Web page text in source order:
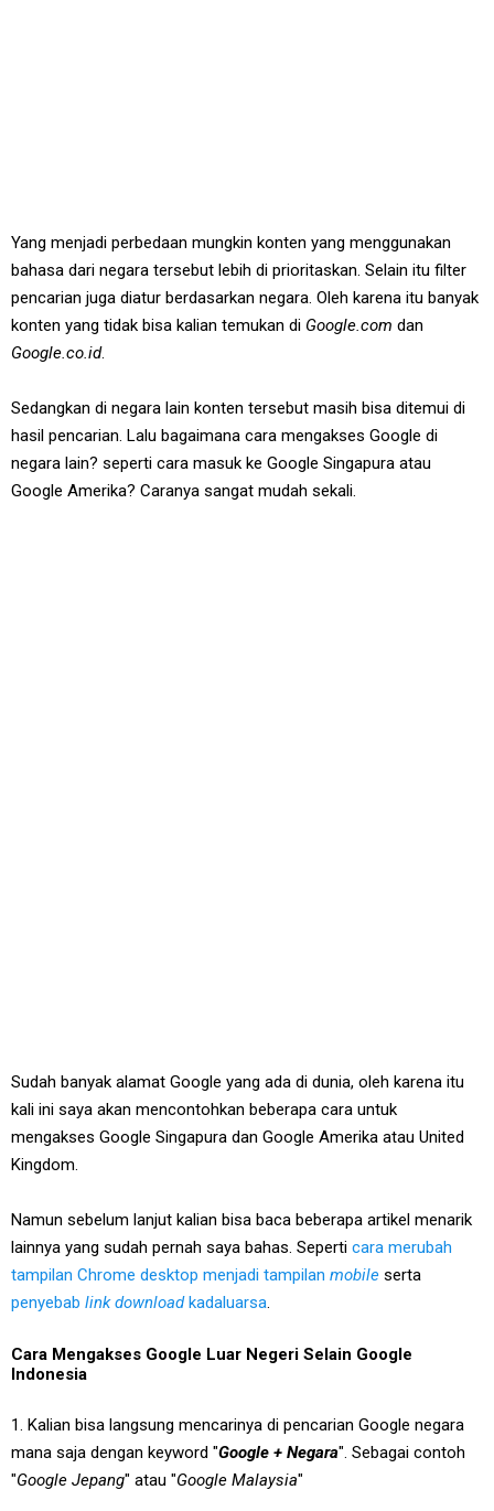
Yang menjadi perbedaan mungkin konten yang menggunakan
bahasa dari negara tersebut lebih di prioritaskan. Selain itu filter
pencarian juga diatur berdasarkan negara. Oleh karena itu banyak
konten yang tidak bisa kalian temukan di Google.com dan
Google.co.id.
Sedangkan di negara lain konten tersebut masih bisa ditemui di
hasil pencarian. Lalu bagaimana cara mengakses Google di
negara lain? seperti cara masuk ke Google Singapura atau
Google Amerika? Caranya sangat mudah sekali.
Sudah banyak alamat Google yang ada di dunia, oleh karena itu
kali ini saya akan mencontohkan beberapa cara untuk
mengakses Google Singapura dan Google Amerika atau United
Kingdom.
Namun sebelum lanjut kalian bisa baca beberapa artikel menarik
lainnya yang sudah pernah saya bahas. Seperti cara merubah
tampilan Chrome desktop menjadi tampilan mobile serta
penyebab link downloadkadaluarsa.
Cara Mengakses Google Luar Negeri Selain Google
Indonesia
1. Kalian bisa langsung mencarinya di pencarian Google negara
mana saja dengan keyword "Google + Negara". Sebagai contoh
"Google Jepang" atau "Google Malaysia"